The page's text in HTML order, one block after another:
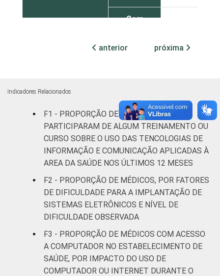
Com
(mais de
50 leitos)
FAIXA ETÁRIA
Até 35
anos
18
36 a 50
anos
40
51 anos ou
mais
LOCALIZAÇÃO Capital 22
Interior 32
anterior próxima
Indicadores Relacionados
F1 - PROPORÇÃO DE MÉDICOS QUE
PARTICIPARAM DE ALGUM TREINAMENTO OU
CURSO SOBRE O USO DAS TENCOLOGIAS DE
INFORMAÇÃO E COMUNICAÇÃO APLICADAS À
AREA DA SAÚDE NOS ÚLTIMOS 12 MESES
F2 - PROPORÇÃO DE MÉDICOS, POR FATORES
DE DIFICULDADE PARA A IMPLANTAÇÃO DE
SISTEMAS ELETRÔNICOS E NÍVEL DE
DIFICULDADE OBSERVADA
F3 - PROPORÇÃO DE MÉDICOS COM ACESSO
A COMPUTADOR NO ESTABELECIMENTO DE
SAÚDE, POR IMPACTO DO USO DE
COMPUTADOR OU INTERNET DURANTE O